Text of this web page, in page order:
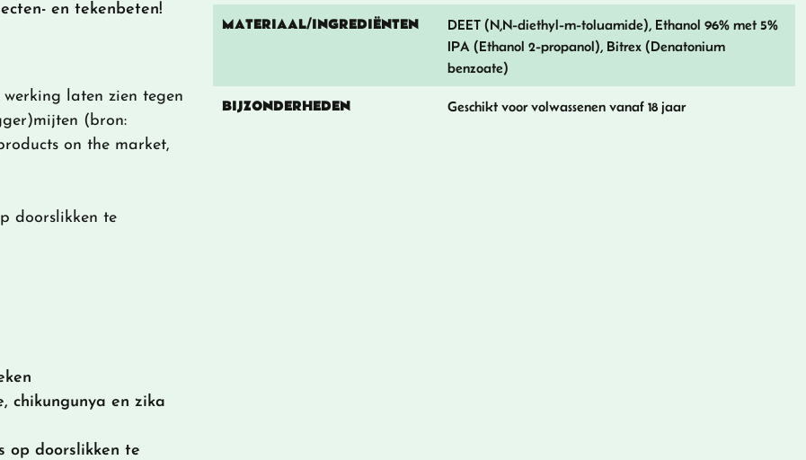
en tekenbeten!
laten zien tegen
(bron:
on the market,
doorslikken te
chikungunya en zika
op doorslikken te
MATERIAAL/INGREDIËNTEN
DEET (N,N-diethyl-m-toluamide), Ethanol 96% met 5%
IPA (Ethanol 2-propanol), Bitrex (Denatonium
benzoate)
BIJZONDERHEDEN Geschikt voor volwassenen vanaf 18 jaar